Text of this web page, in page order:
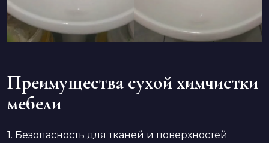
Преимущества сухой химчистки
мебели
1. Безопасность для тканей и поверхностей